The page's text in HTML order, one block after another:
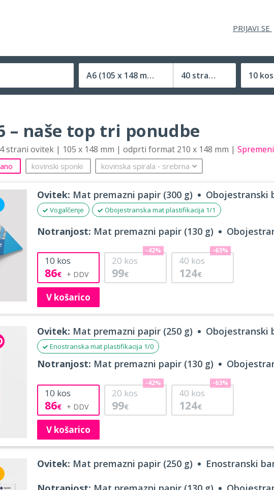
PRIJAVI SE
A6 (105 x 148 mm)
Velikost (zaprte) tiskovine
40 strani
– naše top tri ponudbe
ovitek | 105 x 148 mm | odprti format 210 x 148 mm | Spremeni
kovinski sponki kovinska spirala ‐ srebrna
Ovitek: Mat premazni papir (300 g) Obojestranski
Vogalčenje Obojestranska mat plastifikacija 1/1
Notranjost: Mat premazni papir (130 g)
10 kos
86€
20 kos
99€
-42%
40 kos
124€
-63%
V košarico
Ovitek: Mat premazni papir (250 g) Obojestranski
Enostranska mat plastifikacija 1/0
Notranjost: Mat premazni papir (130 g)
10 kos
86€
20 kos
99€
-42%
40 kos
124€
-63%
V košarico
Ovitek: Mat premazni papir (250 g) Enostranski